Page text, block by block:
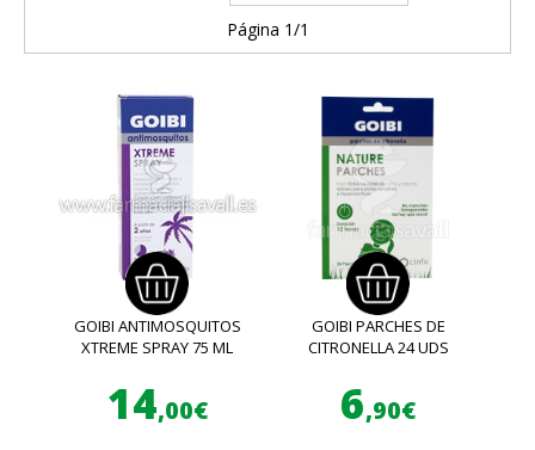
Página 1/1
GOIBI ANTIMOSQUITOS
XTREME SPRAY 75 ML
14,00€
GOIBI PARCHES DE
CITRONELLA 24 UDS
6,90€